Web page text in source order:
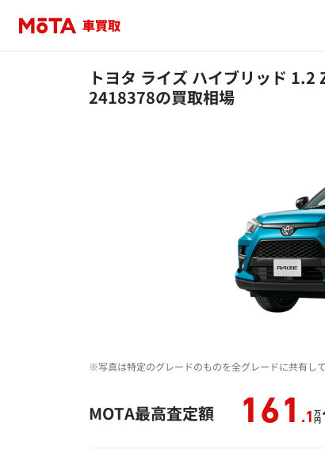
トヨタ ライズ ハイブリッド
2418378の買取相場
※写真は特定のグレードのものを全グレードに共有し
MOTA最高査定額 161 .1 万
円